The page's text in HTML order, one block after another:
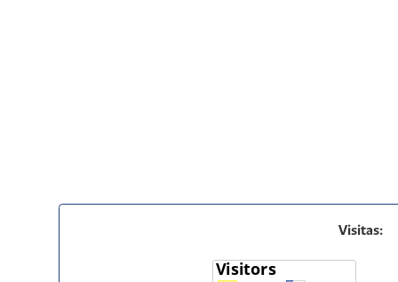
Visitas: